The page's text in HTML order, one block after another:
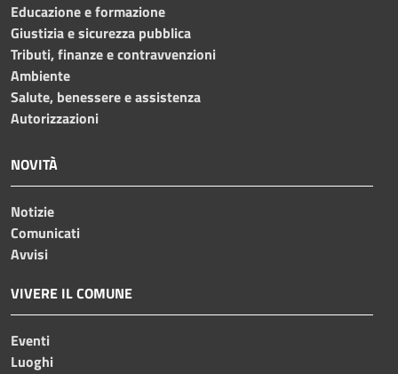
Educazione e formazione
Giustizia e sicurezza pubblica
Tributi, finanze e contravvenzioni
Ambiente
Salute, benessere e assistenza
Autorizzazioni
NOVITÀ
Notizie
Comunicati
Avvisi
VIVERE IL COMUNE
Eventi
Luoghi